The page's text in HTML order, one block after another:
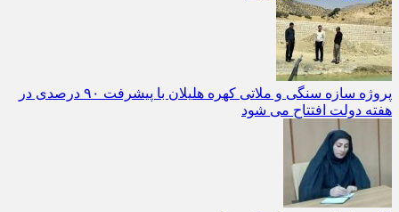
پروژه سازه سنگی و ملاتی کهره هلیلان با پیشرفت ۹۰ درصدی در
هفته دولت افتتاح می شود